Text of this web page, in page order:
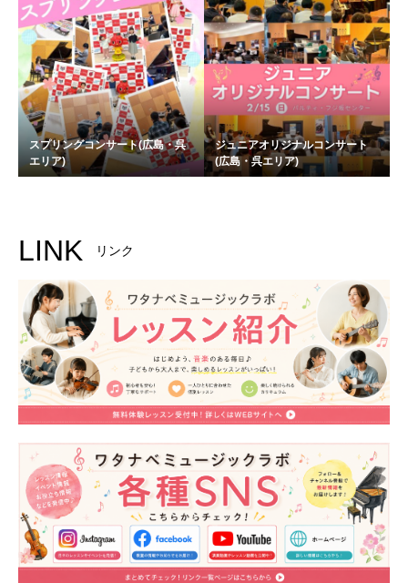
スプリングコンサート(広島・呉
エリア)
ジュニアオリジナルコンサート
(広島・呉エリア)
LINK リンク